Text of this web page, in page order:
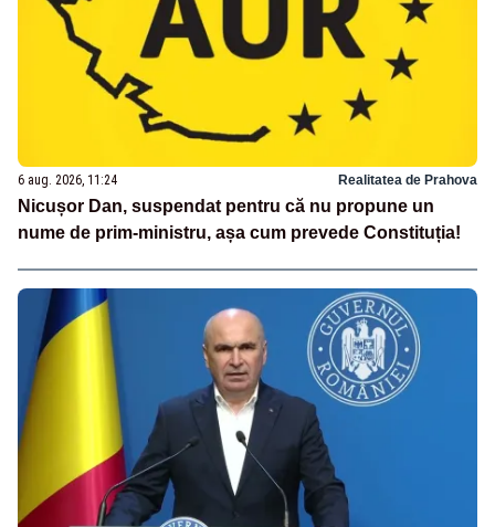
6 aug. 2026, 11:24 Realitatea de Prahova
Nicușor Dan, suspendat pentru că nu propune un
nume de prim-ministru, așa cum prevede Constituția!